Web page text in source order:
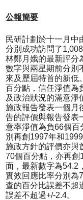
公報簡要
民研計劃於十一月中
分別成功訪問了
林鄭月娥的最新評分
數字與兩星期前分別
來及歷屆特首的新低
百分點，信任淨值為
及政治狀況的滿意淨
施政報告發表一個月
告的評價與報告發表
意率淨值為負66個百
別再創1997年和
施政方針的評價亦與
70個百分點，亦再
面，最新數字為54.2
實效回應比率分別為
查的百分比誤差不超
誤差不超過+/-2.4。